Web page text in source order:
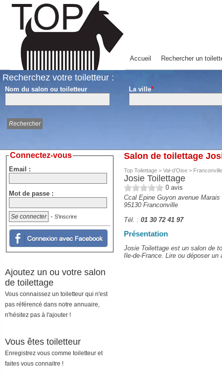
Accueil Rechercher un
Recherchez votre toiletteur :
Nom du salon ou toiletteur La ville*
Salon de toilettage
Top Toilettage > Val-d’Oise > Franconville
Josie Toilettage
0 avis
Ccal Epine Guyon avenue Marais
95130 Franconville
Tél. : 01 30 72 41 97
Présentation
Josie Toilettage est un salon de
Ile-de-France. Lire ou déposer
Connectez-vous
Email :
Mot de passe :
- S'inscrire
Ajoutez un ou votre salon
de toilettage
Vous connaissez un toiletteur qui n'est
pas référencé dans notre annuaire,
n'hésitez pas à l'ajouter !
Vous êtes toiletteur
Enregistrez vous comme toiletteur et
faites vous connaitre !